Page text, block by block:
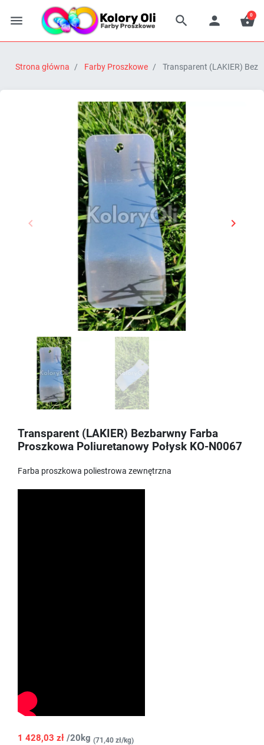
   
0
Strona główna Farby Proszkowe Transparent (LAKIER)
Poprzedni
 
Transparent (LAKIER) Bezbarwny Farba
Proszkowa Poliuretanowy Połysk KO-N0067
Farba proszkowa poliestrowa zewnętrzna
1 428,03 zł /20kg (71,40 zł/kg)